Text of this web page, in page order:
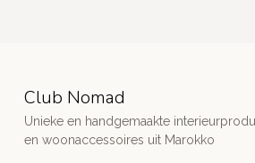
Club Nomad
Unieke en handgemaakte
en woonaccessoires uit Marokko